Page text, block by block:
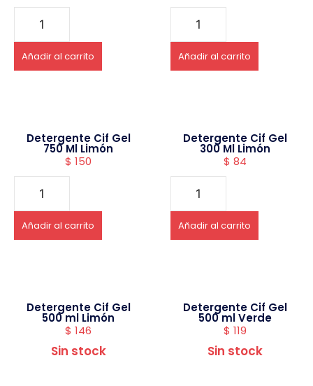
Añadir al carrito Añadir al carrito
Detergente Cif Gel
750 Ml Limón
$ 150
Añadir al carrito
Detergente Cif Gel
300 Ml Limón
$ 84
Añadir al carrito
Detergente Cif Gel
500 ml Limón
$ 146
Sin stock
Detergente Cif Gel
500 ml Verde
$ 119
Sin stock